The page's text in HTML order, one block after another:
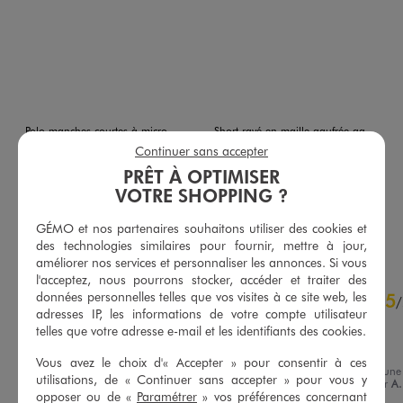
Polo manches courtes à micro motifs garçon
5/5 de moyenne
(25 avis)
AJOUTERAU PANIER
Short rayé en maille gaufrée garçon
-50% sur le 2ème produit d'été
5/5 de moyenne
AJOUTERAU PANIER
4.8/5
4
avis soumis à un
5/
Avis vérifié et récompensé
Avis du 25/06/2026
, suite à une
expérience du12/06/2026 par
PRÊT À OPTIMISER
VOTRE SHOPPING ?
GÉMO et nos partenaires souhaitons utiliser des cookies et
des technologies similaires pour fournir, mettre à jour,
améliorer nos services et personnaliser les annonces. Si vous
l'acceptez, nous pourrons stocker, accéder et traiter des
données personnelles telles que vos visites à ce site web, les
adresses IP, les informations de votre compte utilisateur
telles que votre adresse e-mail et les identifiants des cookies.
Vous avez le choix d'« Accepter » pour consentir à ces
utilisations, de « Continuer sans accepter » pour vous y
opposer ou de « Paramétrer » vos préférences concernant
Continuer sans accepter